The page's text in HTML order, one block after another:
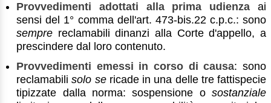
Provvedimenti adottati alla prima udienza ai
sensi del 1° comma dell'art. 473-bis.22 c.p.c.: sono
sempre reclamabili dinanzi alla Corte d'appello, a
prescindere dal loro contenuto.
Provvedimenti emessi in corso di causa: sono
reclamabilisolo sericade in una delle tre fattispecie
tipizzate dalla norma: sospensione o sostanziale